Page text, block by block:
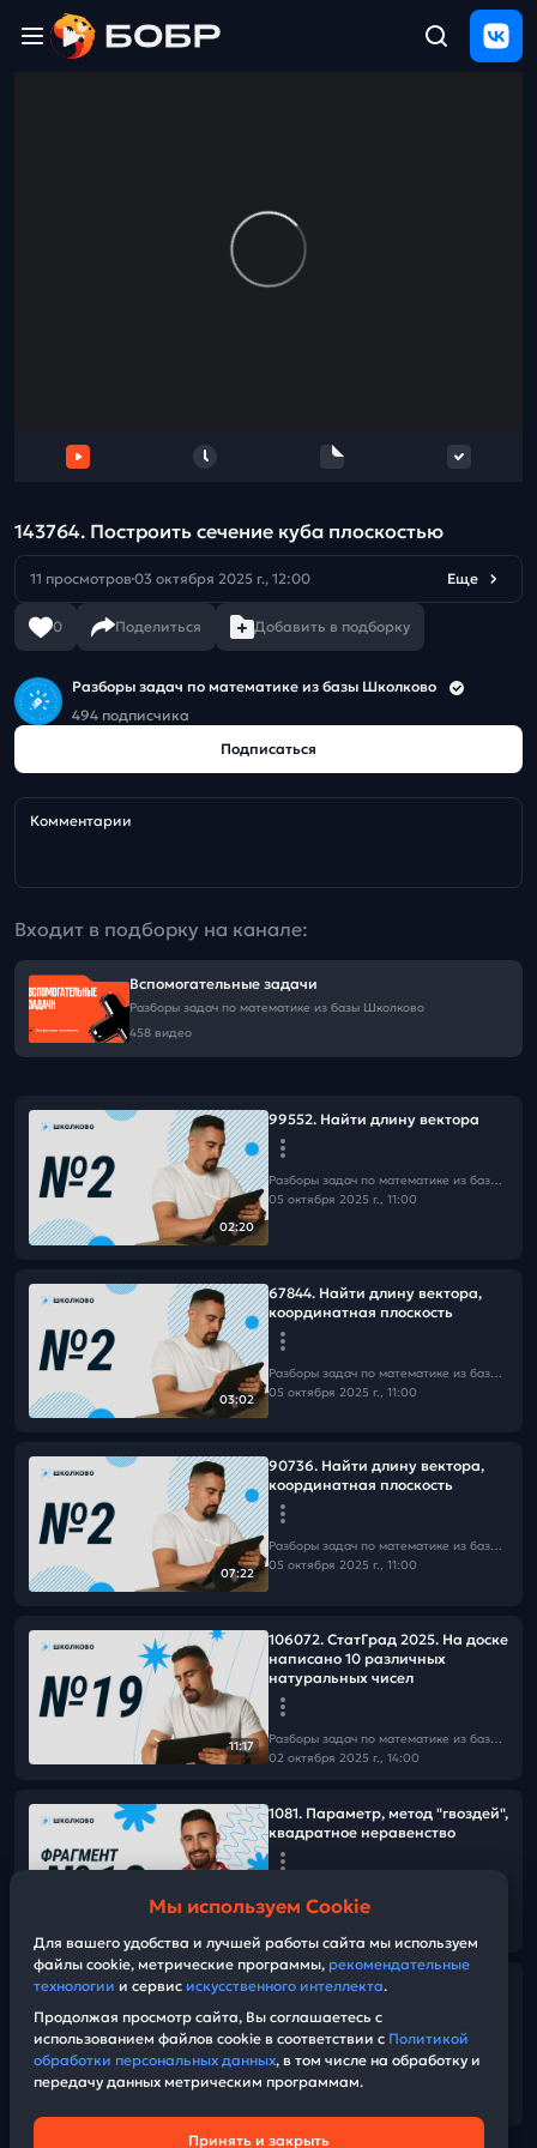
143764. Построить сечение куба плоскостью
11 просмотров 03 октября 2025 г., 12:00 Еще
0 Поделиться Добавить в подборку
Разборы задач по математике из базы Школково
494 подписчика
Подписаться
Комментарии
Входит в подборку на канале:
Вспомогательные задачи
Разборы задач по математике из базы Школково
458 видео
02:20
99552. Найти длину вектора
Разборы задач по математике из базы Школково
05 октября 2025 г., 11:00
03:02
67844. Найти длину вектора,
координатная плоскость
Разборы задач по математике из базы Школково
05 октября 2025 г., 11:00
07:22
90736. Найти длину вектора,
координатная плоскость
Разборы задач по математике из базы Школково
05 октября 2025 г., 11:00
11:17
106072. СтатГрад 2025. На доске
написано 10 различных
натуральных чисел
Разборы задач по математике из базы Школково
02 октября 2025 г., 14:00
1081. Параметр, метод "гвоздей",
квадратное неравенство
02 октября 2025 г., 14:00
07:35
1702. Дифференцированный
02 октября 2025 г., 14:00
Мы используем Cookie
Для вашего удобства и лучшей работы сайта мы используем
файлы cookie, метрические программы, рекомендательные
технологии и сервис искусственного интеллекта.
Продолжая просмотр сайта, Вы соглашаетесь с
использованием файлов cookie в соответствии с Политикой
обработки персональных данных, в том числе на обработку и
передачу данных метрическим программам.
Принять и закрыть